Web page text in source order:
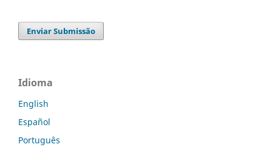
Enviar Submissão
Idioma
English
Español
Português